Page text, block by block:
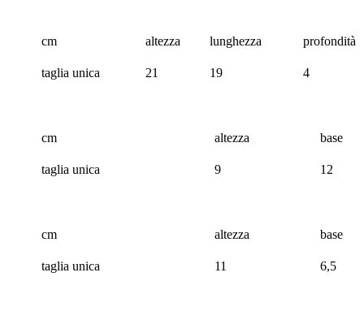
cm altezza lunghezza profondità
taglia unica 21 19 4
cm altezza base
taglia unica 9 12
cm altezza base
taglia unica 11 6,5